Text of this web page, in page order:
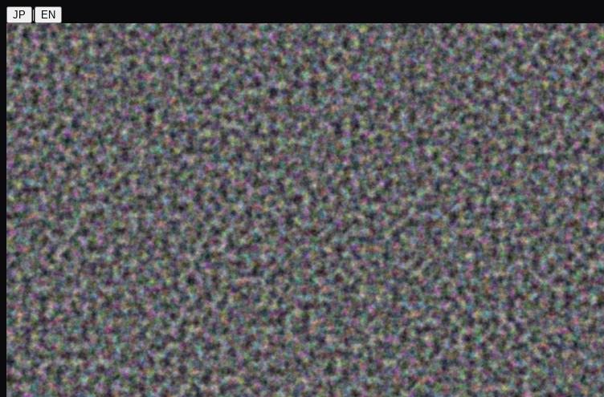
JP | EN